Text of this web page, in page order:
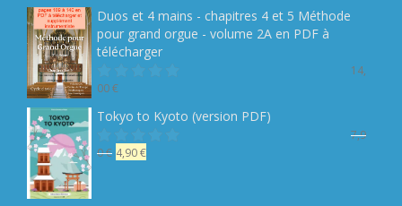
19,90 €.14,90 €.
Duos et 4 mains - chapitres 4 et 5 Méthode
pour grand orgue - volume 2A en PDF à
télécharger
14,
00€
Tokyo to Kyoto (version PDF)
7,9
0€ Le
4,90€Le